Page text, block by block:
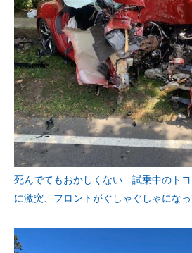
死んでてもおかしくない 試乗中のト
に激突、フロントがぐしゃぐしゃにな